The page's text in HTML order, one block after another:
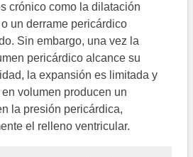
crónico como la dilatación
un derrame pericárdico
Sin embargo, una vez la
pericárdico alcance su
la expansión es limitada y
volumen producen un
la presión pericárdica,
el relleno ventricular.